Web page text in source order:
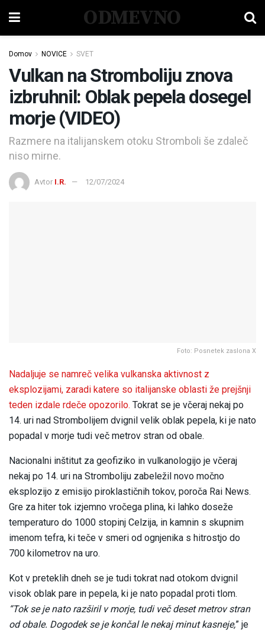
ODMEVNO
Domov NOVICE SVET
Vulkan na Stromboliju znova
izbruhnil: Oblak pepela dosegel
morje (VIDEO)
Razmere na italijanskem otoku Stromboli še zdaleč
niso mirne.
Avtor I.R. 12/07/2024
Foto: Posnetek zaslona X
Nadaljuje se namreč velika vulkanska aktivnost z
eksplozijami, zaradi katere so italijanske oblasti že prejšnji
teden izdale rdeče opozorilo. Tokrat se je včeraj nekaj po
14. uri nad Strombolijem dvignil velik oblak pepela, ki je nato
popadal v morje tudi več metrov stran od obale.
Nacionalni inštitut za geofiziko in vulkanologijo je včeraj
nekaj po 14. uri na Stromboliju zabeležil novo močno
eksplozijo z emisijo piroklastičnih tokov, poroča Rai News.
Gre za hiter tok izjemno vročega plina, ki lahko doseže
temperaturo do 1000 stopinj Celzija, in kamnin s skupnim
imenom tefra, ki teče v smeri od ognjenika s hitrostjo do
700 kilometrov na uro.
Kot v preteklih dneh se je tudi tokrat nad otokom dvignil
visok oblak pare in pepela, ki je nato popadal proti tlom.
“Tok se je nato razširil v morje, tudi več deset metrov stran
od obale. Dogodek se je končal le nekaj minut kasneje,” je